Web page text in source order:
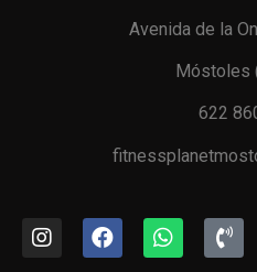
Avenida de la
Móstoles
622